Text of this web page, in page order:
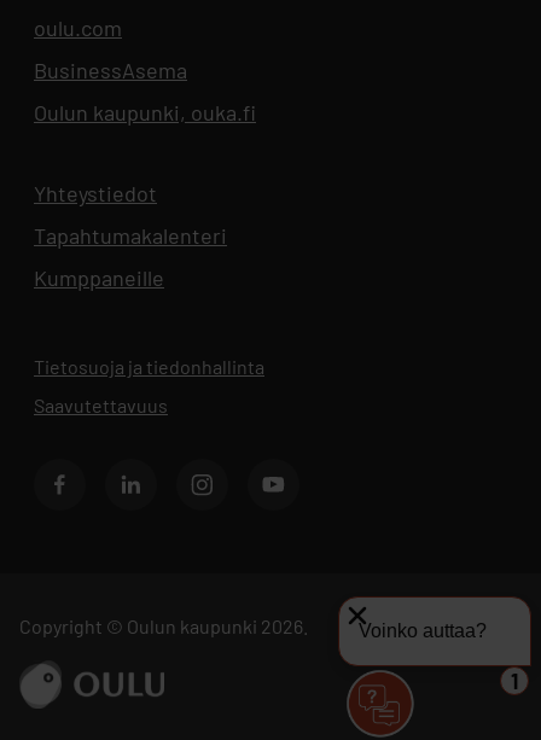
oulu.com
BusinessAsema
Oulun kaupunki, ouka.fi
Yhteystiedot
Tapahtumakalenteri
Kumppaneille
Tietosuoja ja tiedonhallinta
Saavutettavuus
FacebookLinkedIn InstagramYoutube
Copyright © Oulun kaupunki 2026.
Siirry sivustolle ouka.fi
Voinko auttaa?
1